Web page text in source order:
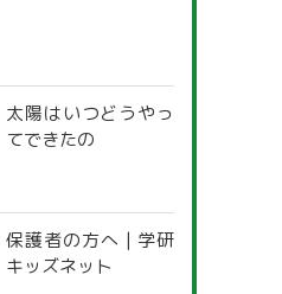
太陽はいつどうやっ
てできたの
保護者の方へ | 学研
キッズネット